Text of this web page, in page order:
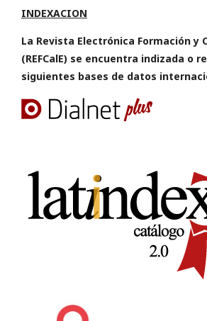
INDEXACION
La Revista Electrónica Formación y
(REFCalE) se encuentra indizada o
siguientes bases de datos